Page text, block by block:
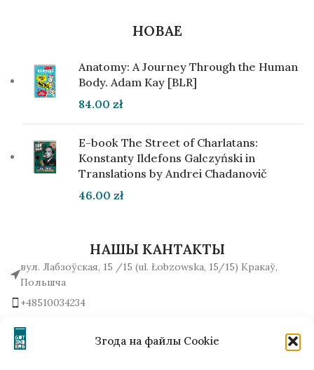
Згода на файлы Cookie
НОВАЕ
Anatomy: A Journey Through the Human
Body. Adam Kay [BLR]
84.00 zł
E-book The Street of Charlatans:
Konstanty Ildefons Galczyński in
Translations by Andrei Chadanovič
46.00 zł
НАШЫ КАНТАКТЫ
вул. Лабзоўская, 15 /15 (ul. Łobzowska, 15/15) Кракаў,
Польшча
+48510034234
Напісаць нам!